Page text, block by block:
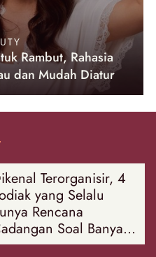
Rambut, Rahasia
dan Mudah Diatur
Terorganisir, 4
yang Selalu
Rencana
Soal Banyak